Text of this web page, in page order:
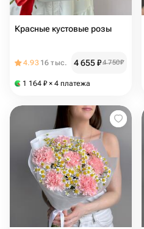
Красные кустовые розы
4.93 16 тыс. 4 655₽4 750₽
1 164 ₽ × 4 платежа